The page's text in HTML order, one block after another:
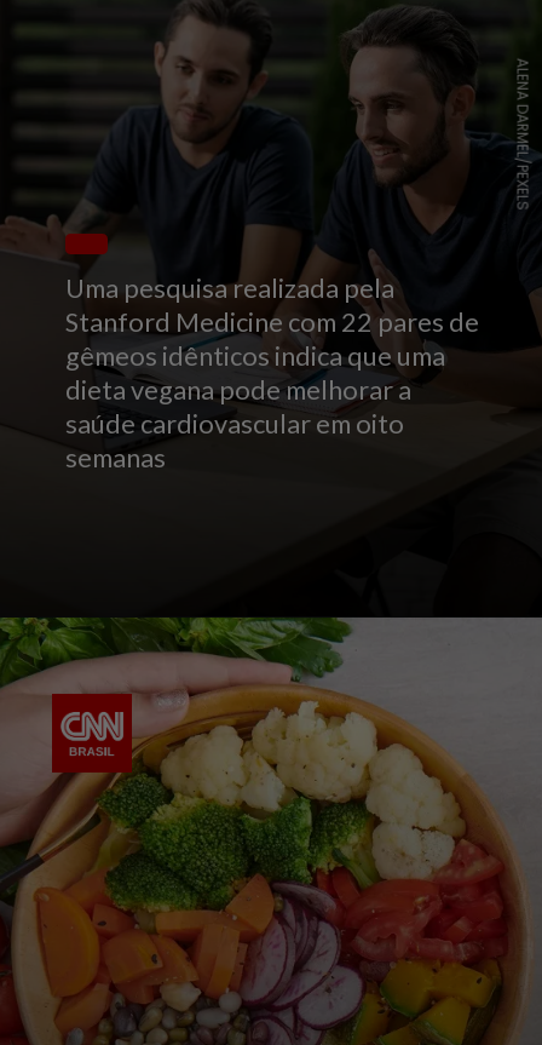
ALENA DARMEL/PEXELS
Uma pesquisa realizada pela
Stanford Medicine com 22 pares de
gêmeos idênticos indica que uma
dieta vegana pode melhorar a
saúde cardiovascular em oito
semanas